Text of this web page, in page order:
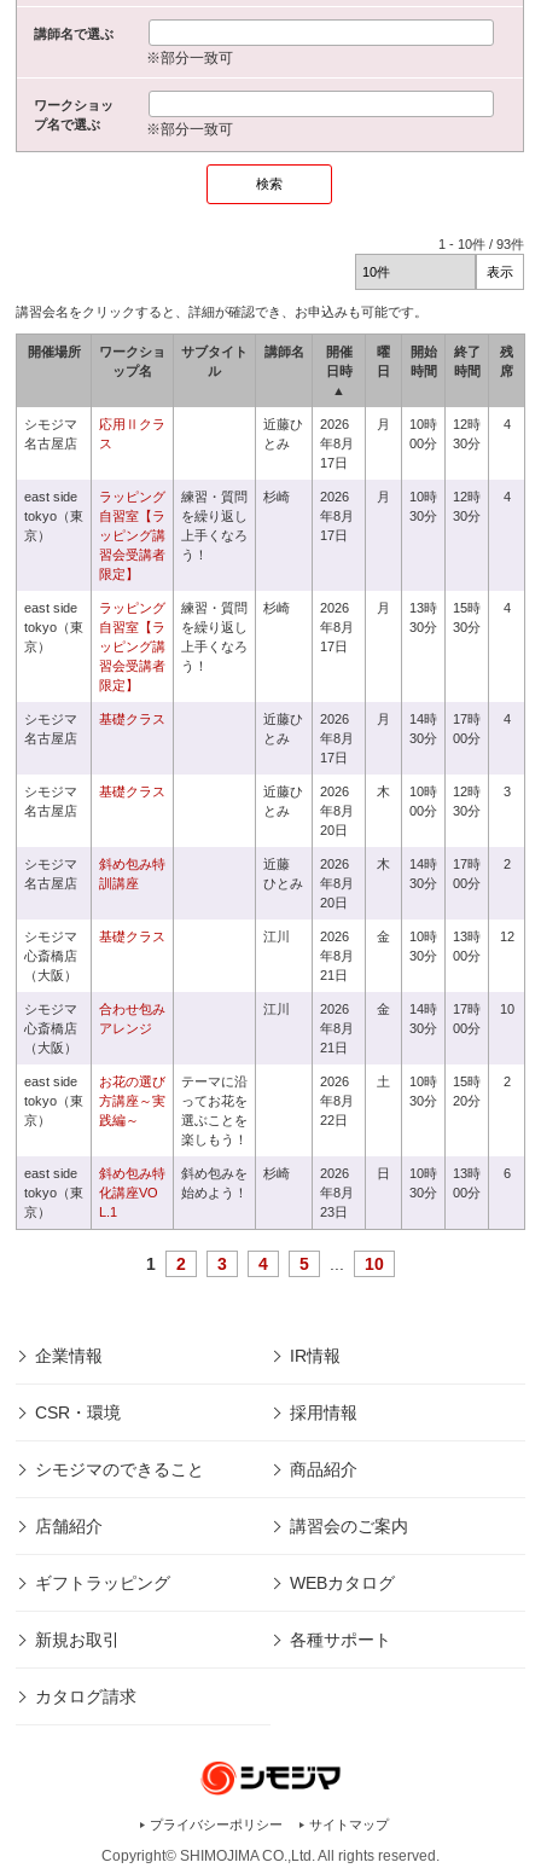
講師名で選ぶ
※部分一致可
ワークショッ
プ名で選ぶ
※部分一致可
1 - 10件 /93件
講習会名をクリックすると、詳細が確認でき、お申込みも可能です。
開催場所
ワークショ
ップ名
サブタイト
ル
講師名
開催
日時
▲
曜
日
開始
時間
終了
時間
残
席
シモジマ
名古屋店
応用Ⅱクラ
ス
近藤ひ
とみ
2026
年8月
17日
月
10時
00分
12時
30分
4
east side
tokyo（東
京）
ラッピング
自習室【ラ
ッピング講
習会受講者
限定】
練習・質問
を繰り返し
上手くなろ
う！
杉崎
2026
年8月
17日
月
10時
30分
12時
30分
4
east side
tokyo（東
京）
ラッピング
自習室【ラ
ッピング講
習会受講者
限定】
練習・質問
を繰り返し
上手くなろ
う！
杉崎
2026
年8月
17日
月
13時
30分
15時
30分
4
シモジマ
名古屋店
基礎クラス
近藤ひ
とみ
2026
年8月
17日
月
14時
30分
17時
00分
4
シモジマ
名古屋店
基礎クラス
近藤ひ
とみ
2026
年8月
20日
木
10時
00分
12時
30分
3
シモジマ
名古屋店
斜め包み特
訓講座
近藤
ひとみ
2026
年8月
20日
木
14時
30分
17時
00分
2
シモジマ
心斎橋店
（大阪）
基礎クラス 江川
2026
年8月
21日
金
10時
30分
13時
00分
12
シモジマ
心斎橋店
（大阪）
合わせ包み
アレンジ
江川
2026
年8月
21日
金
14時
30分
17時
00分
10
east side
tokyo（東
京）
お花の選び
方講座～実
践編～
テーマに沿
ってお花を
選ぶことを
楽しもう！
2026
年8月
22日
土
10時
30分
15時
20分
2
east side
tokyo（東
京）
斜め包み特
化講座VO
L.1
斜め包みを
始めよう！
杉崎
2026
年8月
23日
日
10時
30分
13時
00分
6
1 2 3 4 5 10
企業情報 IR情報
CSR・環境 採用情報
シモジマのできること 商品紹介
店舗紹介 講習会のご案内
ギフトラッピング WEBカタログ
新規お取引 各種サポート
カタログ請求
プライバシーポリシー サイトマップ
Copyright© SHIMOJIMA CO.,Ltd. All rights reserved.